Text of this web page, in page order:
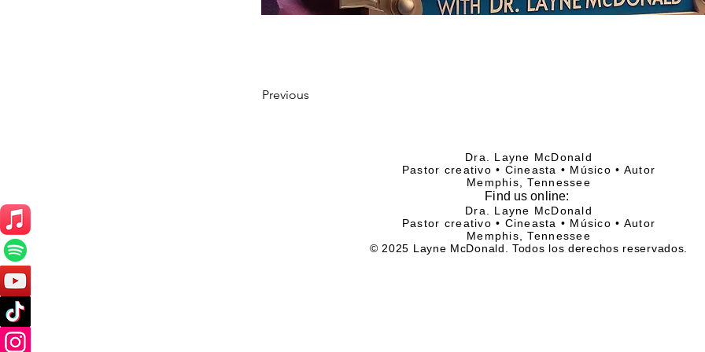
Previous
Dra. Layne McDonald
Pastor creativo • Cineasta • Músico • Autor
Memphis, Tennessee
Find us online:
Dra. Layne McDonald
Pastor creativo • Cineasta • Músico • Autor
Memphis, Tennessee
© 2025 Layne McDonald. Todos los derechos reservados.